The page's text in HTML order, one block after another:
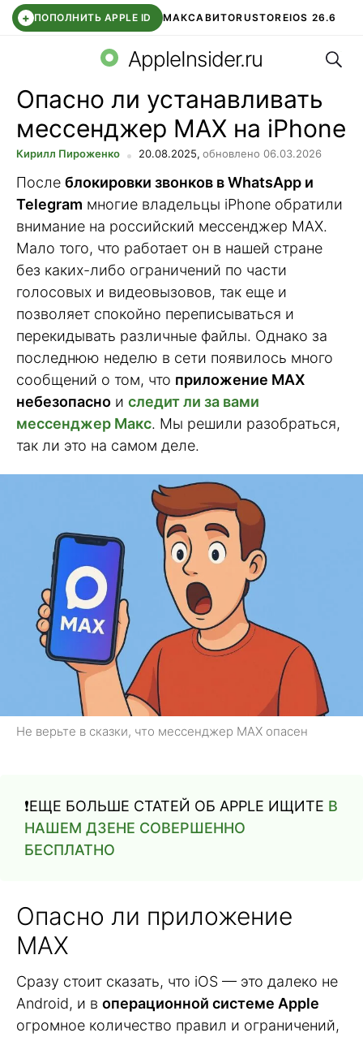
+ ПОПОЛНИТЬ APPLE ID МАКСАВИТОRUSTOREIOS 26.6
СБЕР КИДС ВТБ ОНЛАЙН ЧАТ В ROBLOX
AppleInsider.ru
Опасно ли устанавливать
мессенджер MAX на iPhone
Кирилл Пироженко 20.08.2025, обновлено 06.03.2026
После блокировки звонков в WhatsApp и
Telegram многие владельцы iPhone обратили
внимание на российский мессенджер MAX.
Мало того, что работает он в нашей стране
без каких-либо ограничений по части
голосовых и видеовызовов, так еще и
позволяет спокойно переписываться и
перекидывать различные файлы. Однако за
последнюю неделю в сети появилось много
сообщений о том, что приложение MAX
небезопасно и следит ли за вами
мессенджер Макс. Мы решили разобраться,
так ли это на самом деле.
Не верьте в сказки, что мессенджер MAX опасен
❗️ЕЩЕ БОЛЬШЕ СТАТЕЙ ОБ APPLE ИЩИТЕ В
НАШЕМ ДЗЕНЕ СОВЕРШЕННО
БЕСПЛАТНО
Опасно ли приложение
MAX
Сразу стоит сказать, что iOS — это далеко не
Android, и в операционной системе Apple
огромное количество правил и ограничений,